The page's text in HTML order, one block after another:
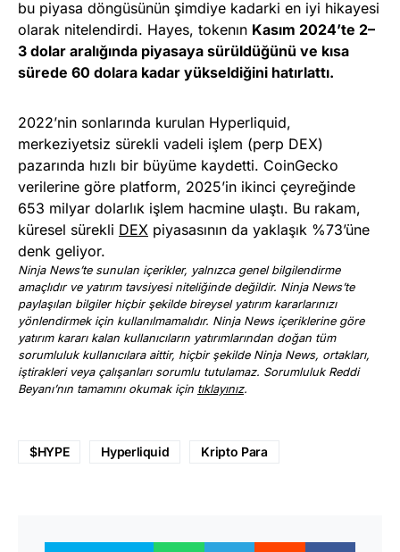
bu piyasa döngüsünün şimdiye kadarki en iyi hikayesi
olarak nitelendirdi. Hayes, tokenın Kasım 2024’te 2–
3 dolar aralığında piyasaya sürüldüğünü ve kısa
sürede 60 dolara kadar yükseldiğini hatırlattı.
2022’nin sonlarında kurulan Hyperliquid,
merkeziyetsiz sürekli vadeli işlem (perp DEX)
pazarında hızlı bir büyüme kaydetti. CoinGecko
verilerine göre platform, 2025’in ikinci çeyreğinde
653 milyar dolarlık işlem hacmine ulaştı. Bu rakam,
küresel sürekli DEX piyasasının da yaklaşık %73’üne
denk geliyor.
Ninja News’te sunulan içerikler, yalnızca genel bilgilendirme
amaçlıdır ve yatırım tavsiyesi niteliğinde değildir. Ninja News’te
paylaşılan bilgiler hiçbir şekilde bireysel yatırım kararlarınızı
yönlendirmek için kullanılmamalıdır. Ninja News içeriklerine göre
yatırım kararı kalan kullanıcıların yatırımlarından doğan tüm
sorumluluk kullanıcılara aittir, hiçbir şekilde Ninja News, ortakları,
iştirakleri veya çalışanları sorumlu tutulamaz. Sorumluluk Reddi
Beyanı’nın tamamını okumak için tıklayınız.
$HYPE Hyperliquid Kripto Para